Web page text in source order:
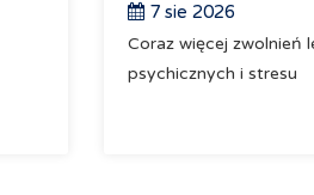
7 sie 2026
Coraz więcej zwolnień
psychicznych i stresu